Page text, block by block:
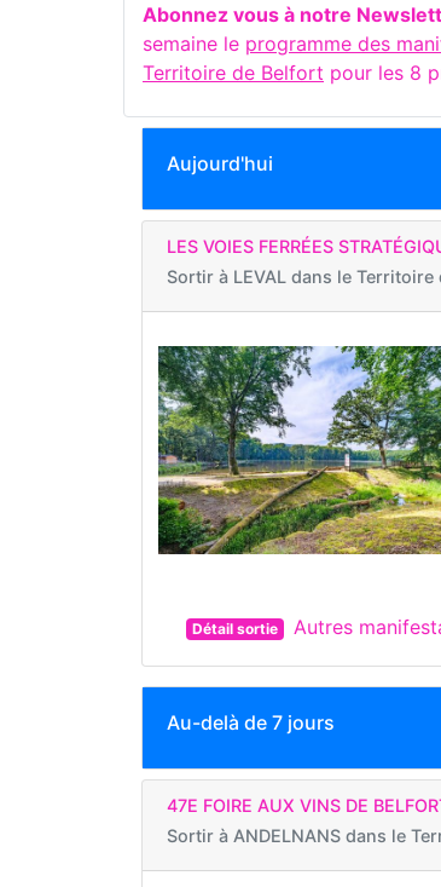
Abonnez vous à notre
semaine le programme des
Territoire de Belfort pour les 8
Aujourd'hui
LES VOIES FERRÉES
Sortir à LEVAL dans le Territoire
Détail sortie Autres
Au-delà de 7 jours
47E FOIRE AUX VINS DE
Sortir à ANDELNANS dans le